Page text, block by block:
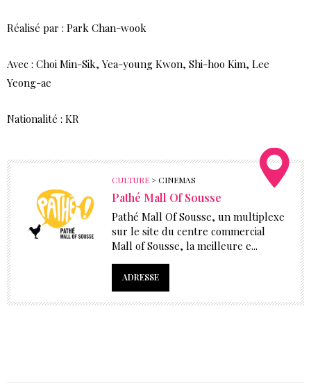
Réalisé par : Park Chan-wook
Avec : Choi Min-Sik, Yea-young Kwon, Shi-hoo Kim, Lee
Yeong-ae
Nationalité : KR
CULTURE > CINEMAS
Pathé Mall Of Sousse
Pathé Mall Of Sousse, un multiplexe
sur le site du centre commercial
Mall of Sousse, la meilleure e...
ADRESSE